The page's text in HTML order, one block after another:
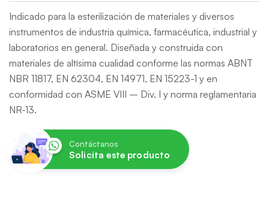
Indicado para la esterilización de materiales y diversos
instrumentos de industria química, farmacéutica, industrial y
laboratorios en general. Diseñada y construida con
materiales de altísima cualidad conforme las normas ABNT
NBR 11817, EN 62304, EN 14971, EN 15223-1 y en
conformidad con ASME VIII – Div. I y norma reglamentaria
NR-13.
Contáctanos
Solicita este producto